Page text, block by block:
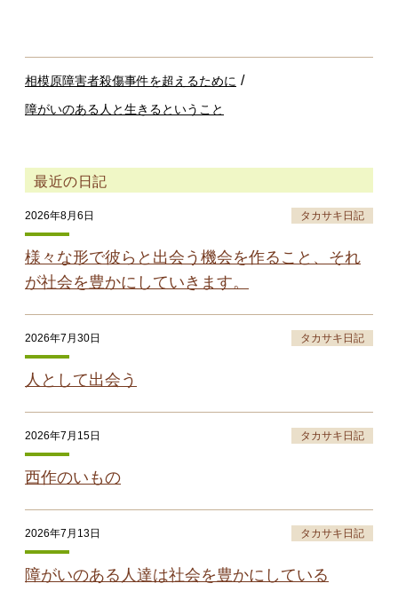
相模原障害者殺傷事件を超えるために /
障がいのある人と生きるということ
最近の日記
2026年8月6日 タカサキ日記
様々な形で彼らと出会う機会を作ること、それ
が社会を豊かにしていきます。
2026年7月30日 タカサキ日記
人として出会う
2026年7月15日 タカサキ日記
西作のいもの
2026年7月13日 タカサキ日記
障がいのある人達は社会を豊かにしている